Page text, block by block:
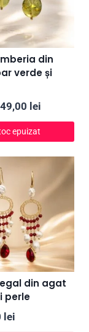
din
verde și
lei.
lei
curent
649,00
epuizat
din agat
perle
lei